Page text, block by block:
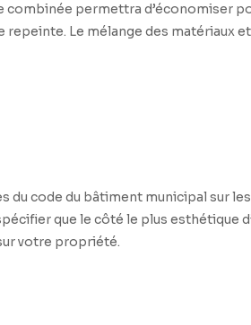
combinée permettra d’économiser
Le mélange des matériaux
code du bâtiment municipal sur
que le côté le plus esthétique
votre propriété.